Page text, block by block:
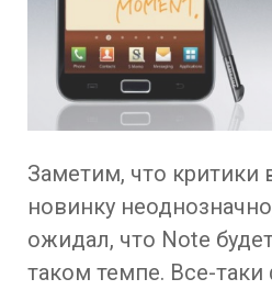
Заметим, что критики
новинку
ожидал, что Note
таком темпе. Все-